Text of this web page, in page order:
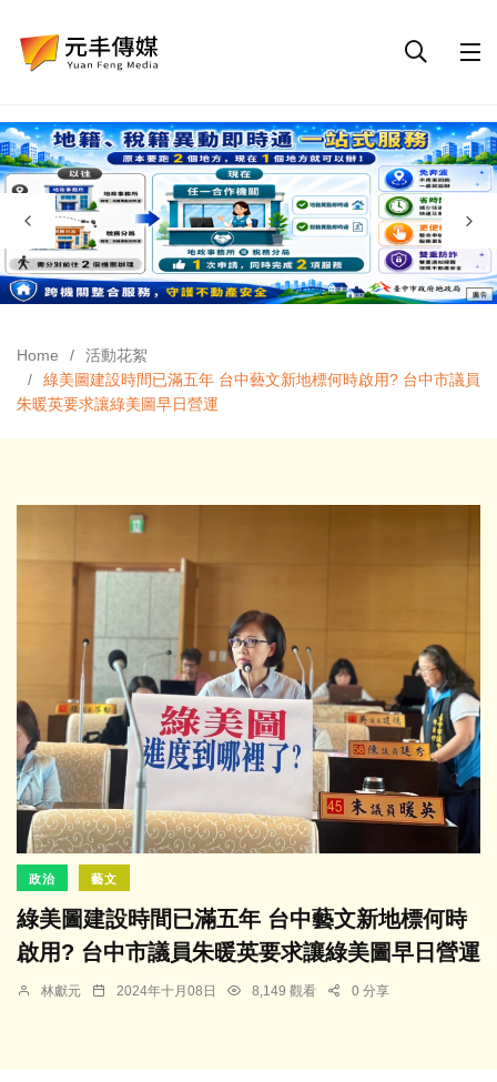
Home
活動花絮
綠美圖建設時間已滿五年 台中藝文新地標何時啟用? 台中市議員
朱暖英要求讓綠美圖早日營運
政治 藝文
綠美圖建設時間已滿五年 台中藝文新地標何時
啟用? 台中市議員朱暖英要求讓綠美圖早日營運
林獻元 2024年十月08日 8,149 觀看 0 分享